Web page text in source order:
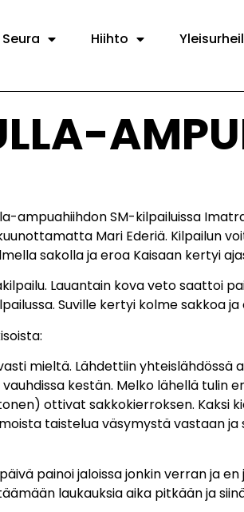
Seura Hiihto
ampuahiihdon SM-kilpailuissa
Mari Ederiä. Kilpailun
sakolla ja eroa Kaisaan kertyi
Lauantain kova veto saattoi
Suville kertyi kolme sakkoa ja
mieltä. Lähdettiin
kestän. Melko lähellä tulin
ottivat sakkokierroksen. Kaksi
taistelua väsymystä vastaan
painoi jaloissa jonkin verran ja
laukauksia aika pitkään ja